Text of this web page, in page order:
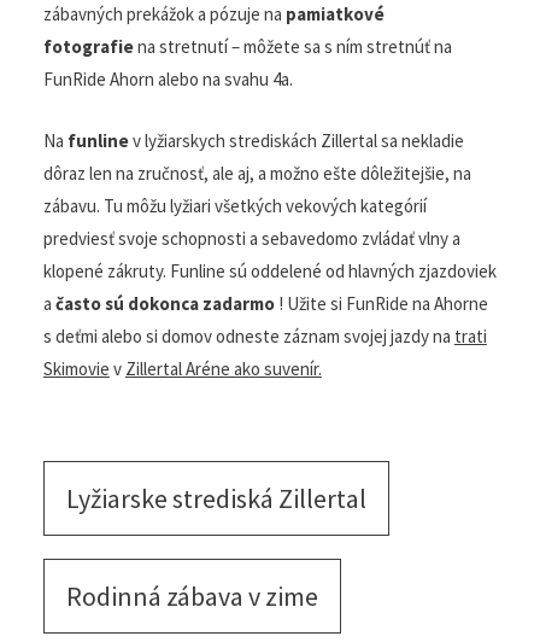
mladých nadšencov zimných športov pri zdolávaní
ľahkých a zábavných prekážok a pózuje napamiatkové
fotografiena stretnutí – môžete sa s ním stretnúť na
Nafunlinev lyžiarskych strediskách Zillertal sa nekladie
dôraz len na zručnosť, ale aj, a možno ešte dôležitejšie,
na zábavu. Tu môžu lyžiari všetkých vekových kategórií
predviesť svoje schopnosti a sebavedomo zvládať vlny a
klopené zákruty. Funline sú oddelené od hlavných
zjazdoviek ačasto sú dokonca zadarmo! Užite si
FunRide na Ahorne s deťmi alebo si
Lyžiarske strediská Zillertal